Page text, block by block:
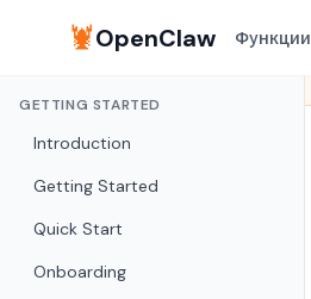
🦞OpenClaw Функции
GETTING STARTED
Introduction
Getting Started
Quick Start
Onboarding